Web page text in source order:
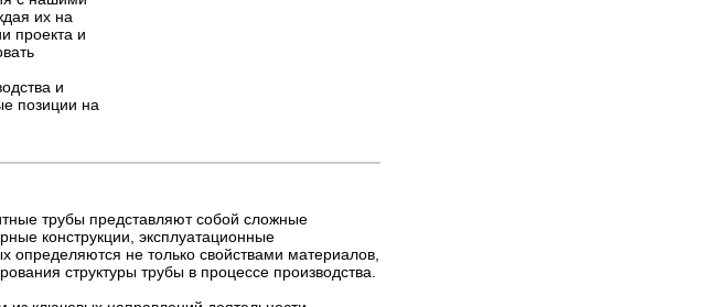
их на
проекта и
и
позиции на
трубы представляют собой сложные
конструкции, эксплуатационные
определяются не только свойствами материалов,
структуры трубы в процессе производства.